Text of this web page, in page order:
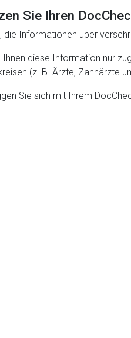
Sie Ihren
die Informationen über
Ihnen diese Information nur
(z. B. Ärzte, Zahnärzte
Sie sich mit Ihrem
Für die Inhalte der externen